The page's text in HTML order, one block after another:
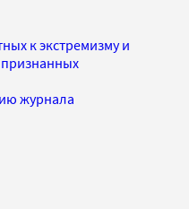
к экстремизму и
журнала